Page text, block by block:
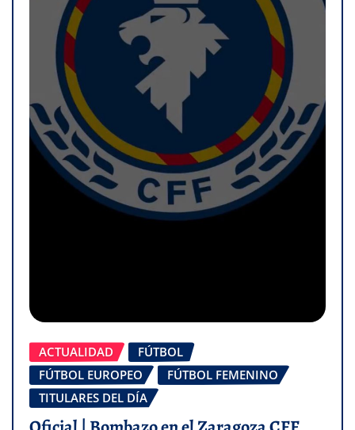
ACTUALIDAD
FÚTBOL
FÚTBOL EUROPEO
FÚTBOL FEMENINO
TITULARES DEL DÍA